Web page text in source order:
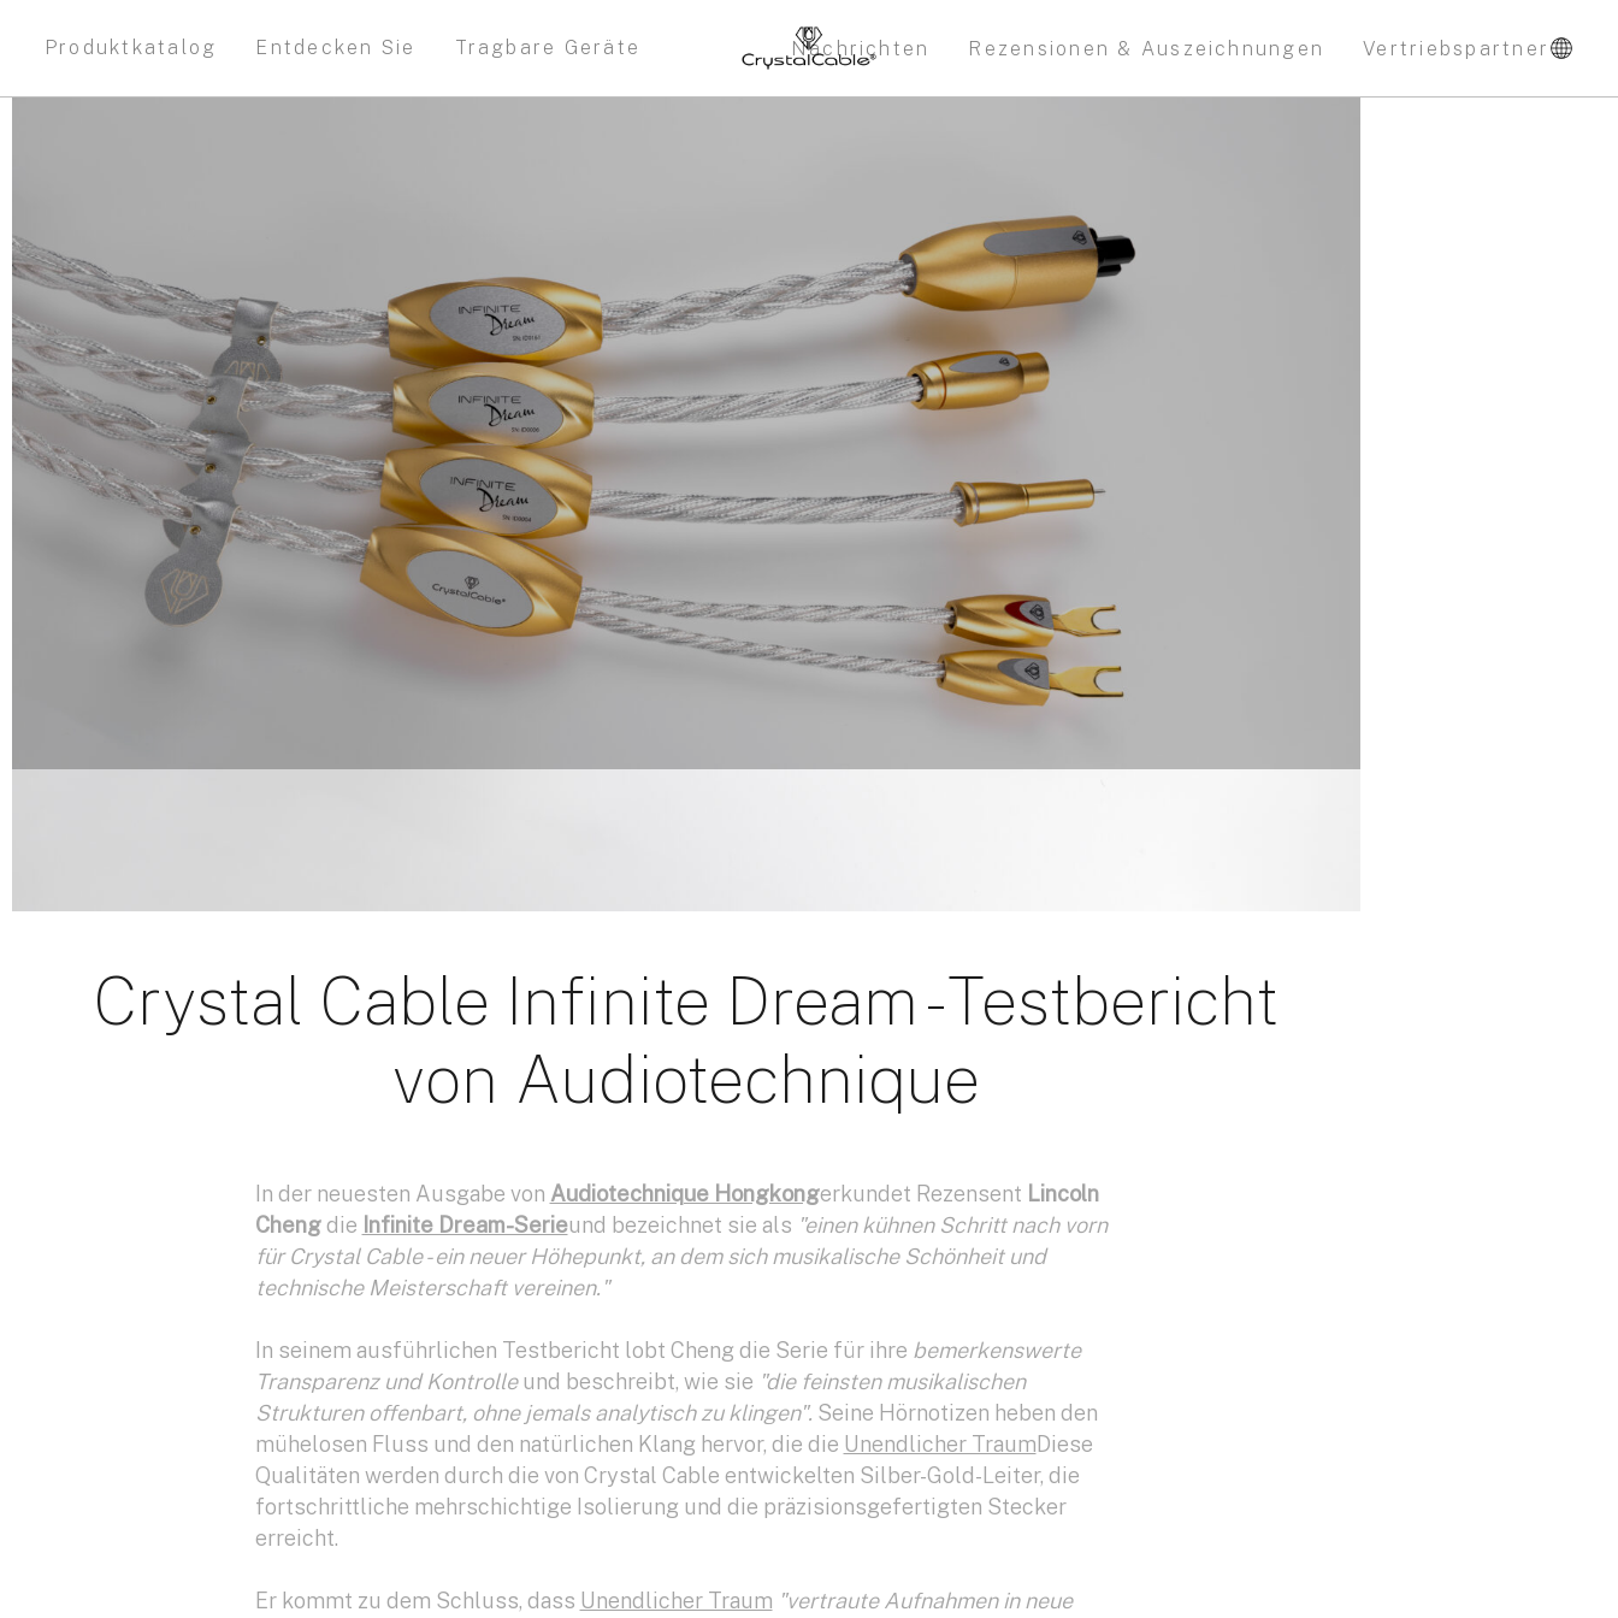
Produktkatalog Entdecken Sie Tragbare Geräte Nachrichten Rezensionen & Auszeichnungen Vertriebspartner
Crystal Cable Infinite Dream - Testbericht
von Audiotechnique
In der neuesten Ausgabe von Audiotechnique Hongkongerkundet Rezensent Lincoln
Chengdie Infinite Dream-Serieund bezeichnet sie als "einen kühnen Schritt nach vorn
für Crystal Cable - ein neuer Höhepunkt, an dem sich musikalische Schönheit und
technische Meisterschaft vereinen."
In seinem ausführlichen Testbericht lobt Cheng die Serie für ihre bemerkenswerte
Transparenz und Kontrolleund beschreibt, wie sie "die feinsten musikalischen
Strukturen offenbart, ohne jemals analytisch zu klingen". Seine Hörnotizen heben den
mühelosen Fluss und den natürlichen Klang hervor, die die Unendlicher TraumDiese
Qualitäten werden durch die von Crystal Cable entwickelten Silber-Gold-Leiter, die
fortschrittliche mehrschichtige Isolierung und die präzisionsgefertigten Stecker
erreicht.
Er kommt zu dem Schluss, dass Unendlicher Traum "vertraute Aufnahmen in neue